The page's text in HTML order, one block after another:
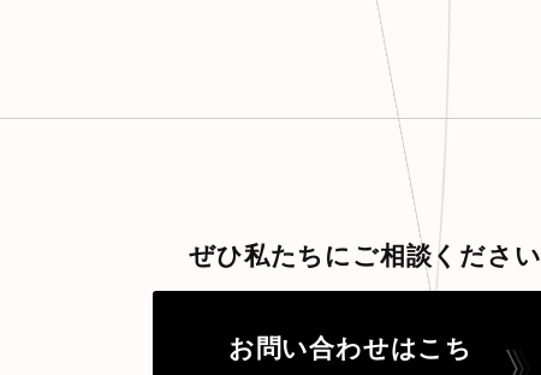
ぜひ私たちにご相談ください
お問い合わせはこち